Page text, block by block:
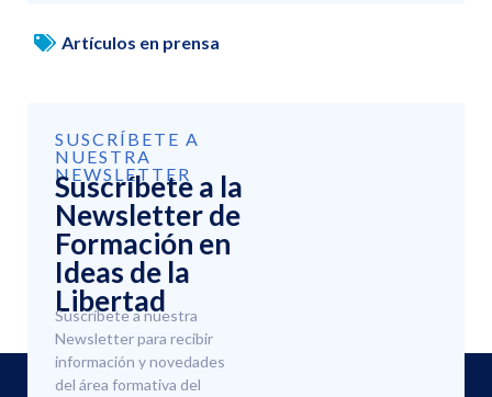
Artículos en prensa
SUSCRÍBETE A
NUESTRA
NEWSLETTER
Suscríbete a la
Newsletter de
Formación en
Ideas de la
Libertad
Suscríbete a nuestra
Newsletter para recibir
información y novedades
del área formativa del